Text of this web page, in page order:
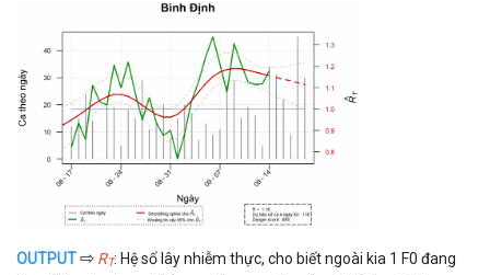
OUTPUT⇨ RT: Hệ số lây nhiễm thực, cho biết ngoài kia 1 F0 đang